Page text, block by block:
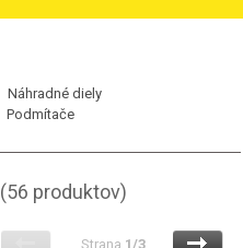
Náhradné diely
Podmítače
(56 produktov)
Strana 1/3